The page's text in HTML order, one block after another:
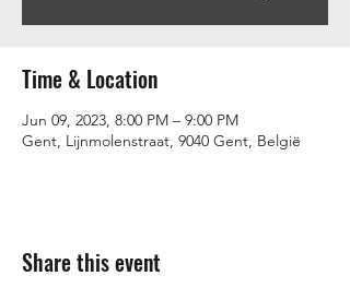
Time & Location
Jun 09, 2023, 8:00 PM – 9:00 PM
Gent, Lijnmolenstraat, 9040 Gent, België
Share this event